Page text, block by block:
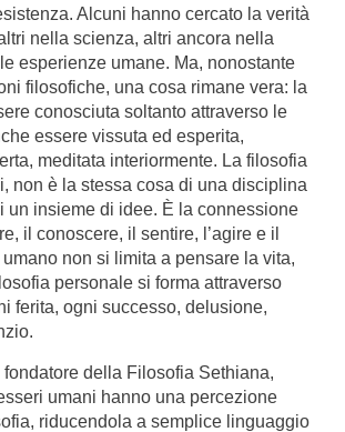
Alcuni hanno cercato la verità
nella scienza, altri ancora nella
esperienze umane. Ma, nonostante
filosofiche, una cosa rimane vera: la
conosciuta soltanto attraverso le
essere vissuta ed esperita,
meditata interiormente. La filosofia
non è la stessa cosa di una disciplina
un insieme di idee. È la connessione
il conoscere, il sentire, l’agire e il
umano non si limita a pensare la vita,
personale si forma attraverso
ferita, ogni successo, delusione,
fondatore della Filosofia Sethiana,
umani hanno una percezione
riducendola a semplice linguaggio